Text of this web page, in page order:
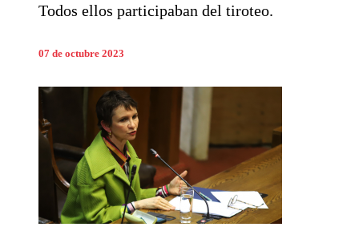
Todos ellos participaban del tiroteo.
07 de octubre 2023